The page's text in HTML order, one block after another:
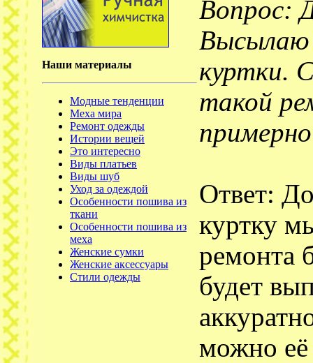
Наши материалы
Модные тенденции
Меха мира
Ремонт одежды
Истории вещей
Это интересно
Виды платьев
Виды шуб
Уход за одеждой
Особенности пошива из
ткани
Особенности пошива из
меха
Женские сумки
Женские аксессуары
Стили одежды
Вопрос:
куртки.
такой
Ответ:
куртку
ремонта
будет
можно её